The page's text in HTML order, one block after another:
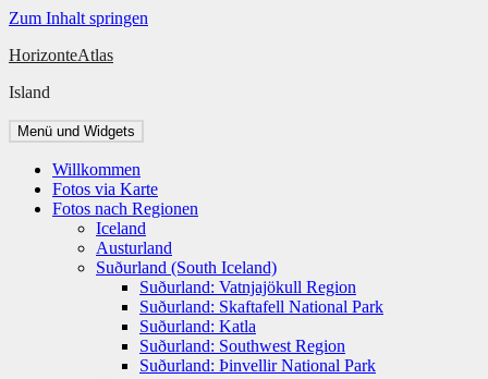
Zum Inhalt springen
HorizonteAtlas
Island
Menü und Widgets
Willkommen
Fotos via Karte
Fotos nach Regionen
Iceland
Austurland
Suðurland (South Iceland)
Suðurland: Vatnjajökull Region
Suðurland: Skaftafell National Park
Suðurland: Katla
Suðurland: Southwest Region
Suðurland: Þinvellir National Park